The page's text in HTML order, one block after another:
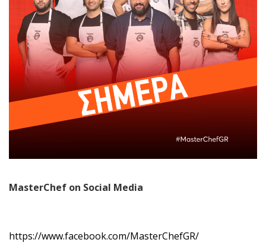
MasterChef on Social Media
https://www.facebook.com/MasterChefGR/